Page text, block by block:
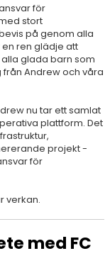
för
stort
på genom alla
ren glädje att
alla glada barn som
Andrew och våra
nu tar ett samlat
plattform. Det
projekt -
för
verkan.
med FC